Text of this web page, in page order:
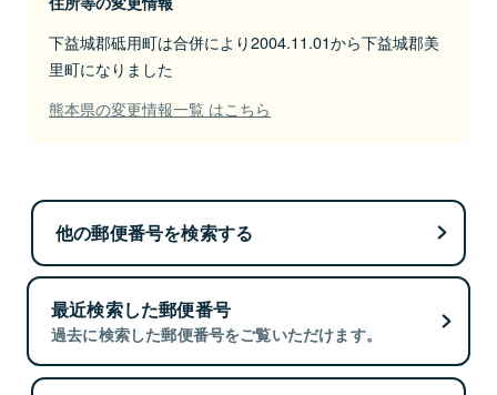
下益城郡砥用町は合併により2004.11.01から下益城郡美
里町になりました
熊本県の変更情報一覧 はこちら
他の郵便番号を検索する
最近検索した郵便番号
過去に検索した郵便番号をご覧いただけます。